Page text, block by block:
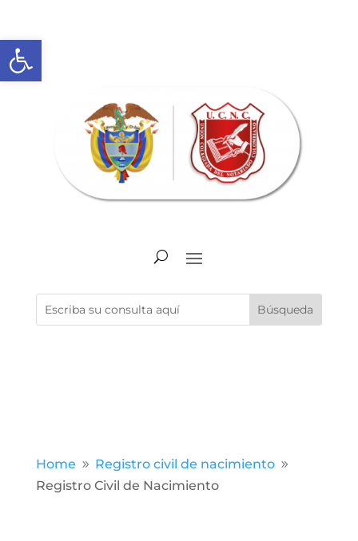
Abrir barra de herramientas
Home 9 Registro civil de nacimiento 9
Registro Civil de Nacimiento